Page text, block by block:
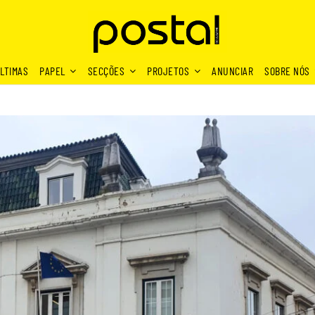
PAPEL SECÇÕES PROJETOS ANUNCIAR SOBRE NÓS